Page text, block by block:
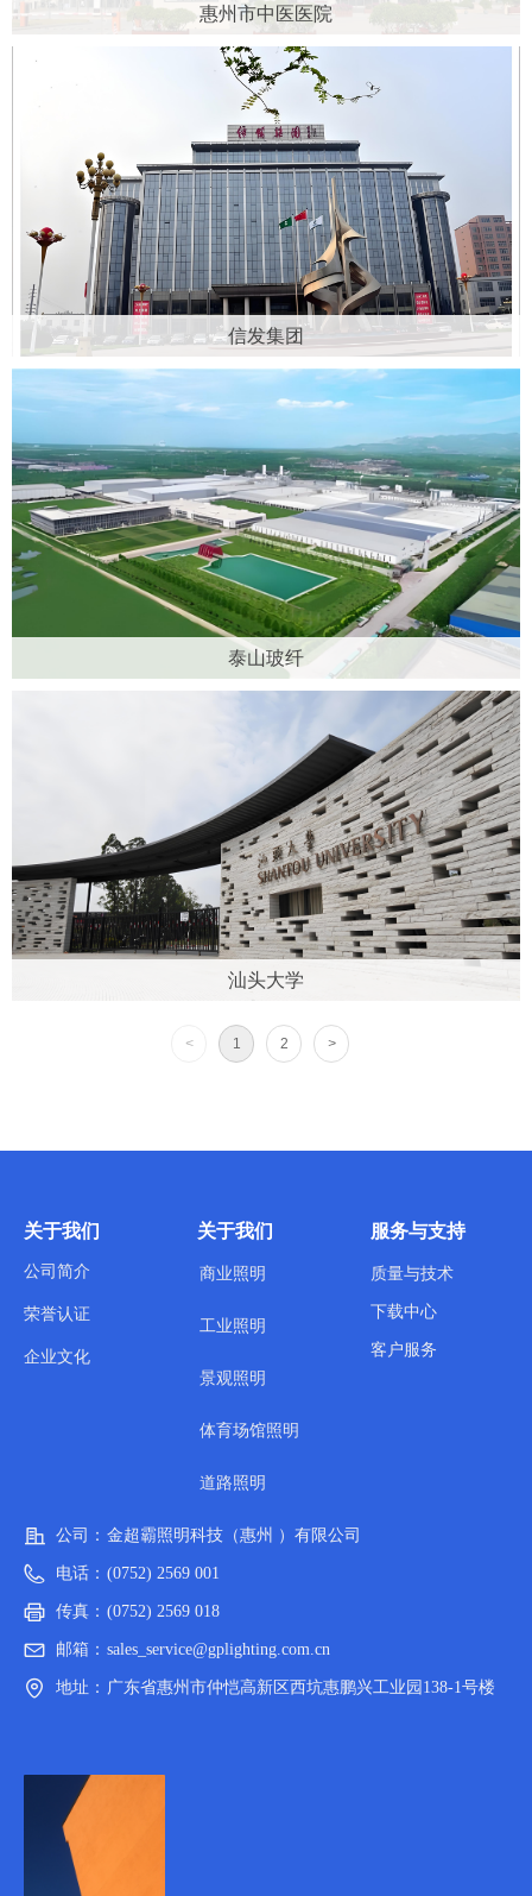
惠州市中医医院
信发集团
泰山玻纤
汕头大学
< 1 2 >
公司： 金超霸照明科技（惠州 ）有限公司
电话： (0752) 2569 001
传真： (0752) 2569 018
邮箱： sales_service@gplighting.com.cn
地址： 广东省惠州市仲恺高新区西坑惠鹏兴工业园138-1号楼
公司简介
荣誉认证
企业文化
关于我们 关于我们
商业照明
工业照明
景观照明
体育场馆照明
道路照明
质量与技术
下载中心
客户服务
服务与支持